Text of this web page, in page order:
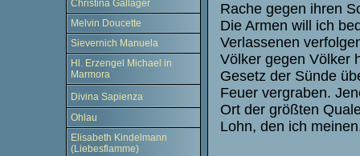
Christina Gallager
Melvin Doucette
Sievernich Manuela
Hl. Erzengel Michael in
Marmora
Divina Sapienza
Ohlau
Elisabeth Kindelmann
(Liebesflamme)
Rache gegen ihren
Die Armen will ich
Verlassenen
Völker gegen Völker
Gesetz der Sünde
Feuer vergraben.
Ort der größten
Lohn, den ich